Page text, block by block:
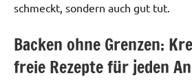
schmeckt, sondern auch gut tut.
Backen ohne Grenzen:
freie Rezepte für jeden